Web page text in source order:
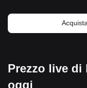
Prezzo live di
oggi